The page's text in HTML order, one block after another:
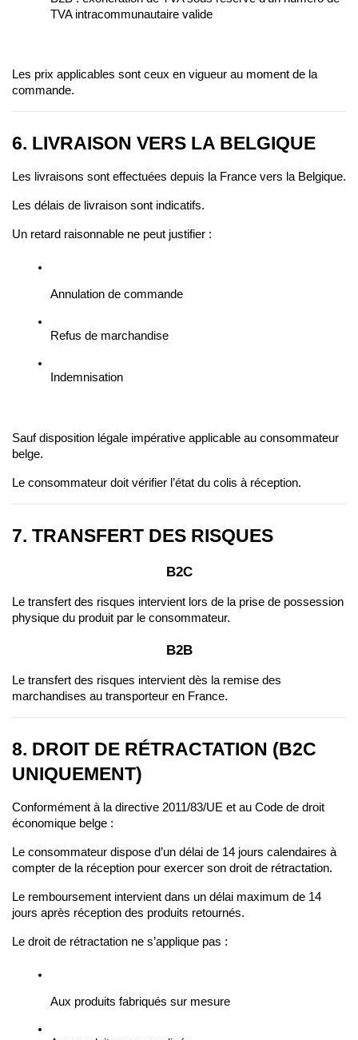
TVA intracommunautaire valide
Les prix applicables sont ceux en vigueur au moment de la
commande.
6. LIVRAISON VERS LA BELGIQUE
Les livraisons sont effectuées depuis la France vers la Belgique.
Les délais de livraison sont indicatifs.
Un retard raisonnable ne peut justifier :
Annulation de commande
Refus de marchandise
Indemnisation
Sauf disposition légale impérative applicable au consommateur
belge.
Le consommateur doit vérifier l’état du colis à réception.
7. TRANSFERT DES RISQUES
B2C
Le transfert des risques intervient lors de la prise de possession
physique du produit par le consommateur.
B2B
Le transfert des risques intervient dès la remise des
marchandises au transporteur en France.
8. DROIT DE RÉTRACTATION (B2C
UNIQUEMENT)
Conformément à la directive 2011/83/UE et au Code de droit
économique belge :
Le consommateur dispose d’un délai de 14 jours calendaires à
compter de la réception pour exercer son droit de rétractation.
Le remboursement intervient dans un délai maximum de 14
jours après réception des produits retournés.
Le droit de rétractation ne s’applique pas :
Aux produits fabriqués sur mesure